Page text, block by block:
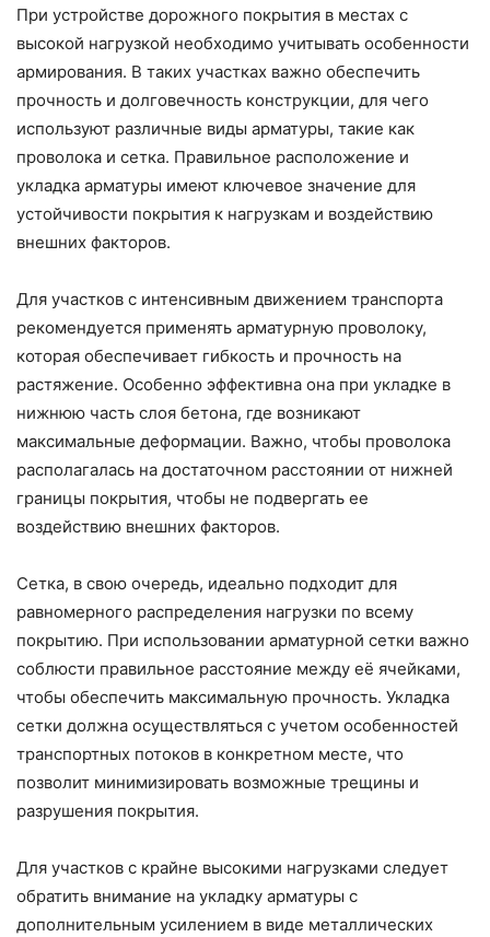
При устройстве дорожного покрытия в местах с
высокой нагрузкой необходимо учитывать особенности
армирования. В таких участках важно обеспечить
прочность и долговечность конструкции, для чего
используют различные виды арматуры, такие как
проволока и сетка. Правильное расположение и
укладка арматуры имеют ключевое значение для
устойчивости покрытия к нагрузкам и воздействию
внешних факторов.
Для участков с интенсивным движением транспорта
рекомендуется применять арматурную проволоку,
которая обеспечивает гибкость и прочность на
растяжение. Особенно эффективна она при укладке в
нижнюю часть слоя бетона, где возникают
максимальные деформации. Важно, чтобы проволока
располагалась на достаточном расстоянии от нижней
границы покрытия, чтобы не подвергать ее
воздействию внешних факторов.
Сетка, в свою очередь, идеально подходит для
равномерного распределения нагрузки по всему
покрытию. При использовании арматурной сетки важно
соблюсти правильное расстояние между её ячейками,
чтобы обеспечить максимальную прочность. Укладка
сетки должна осуществляться с учетом особенностей
транспортных потоков в конкретном месте, что
позволит минимизировать возможные трещины и
разрушения покрытия.
Для участков с крайне высокими нагрузками следует
обратить внимание на укладку арматуры с
дополнительным усилением в виде металлических